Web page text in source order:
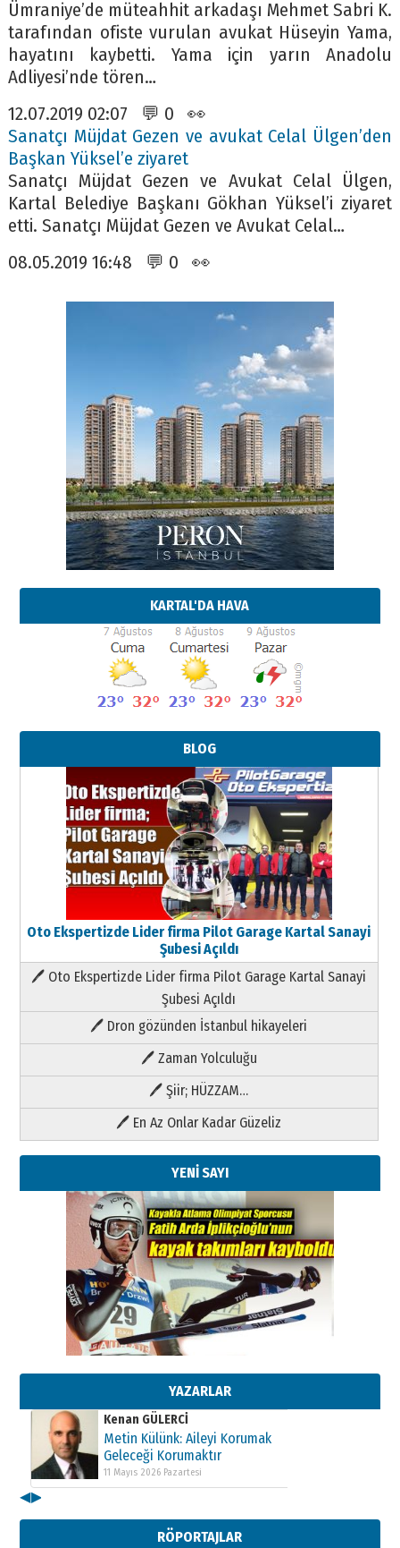
Ümraniye’de müteahhit arkadaşı Mehmet Sabri K.
tarafından ofiste vurulan avukat Hüseyin Yama,
hayatını kaybetti. Yama için yarın Anadolu
Adliyesi’nde tören…
12.07.2019 02:07 💬 0 👀
Sanatçı Müjdat Gezen ve avukat Celal Ülgen’den
Başkan Yüksel’e ziyaret
Sanatçı Müjdat Gezen ve Avukat Celal Ülgen,
Kartal Belediye Başkanı Gökhan Yüksel’i ziyaret
etti. Sanatçı Müjdat Gezen ve Avukat Celal…
08.05.2019 16:48 💬 0 👀
KARTAL'DA HAVA
BLOG
Oto Ekspertizde Lider firma Pilot Garage Kartal Sanayi
Şubesi Açıldı
🖊 Oto Ekspertizde Lider firma Pilot Garage Kartal Sanayi
Şubesi Açıldı
🖊 Dron gözünden İstanbul hikayeleri
🖊 Zaman Yolculuğu
🖊 Şiir; HÜZZAM…
🖊 En Az Onlar Kadar Güzeliz
YENİ SAYI
YAZARLAR
Kenan GÜLERCİ
Metin Külünk: Aileyi Korumak
11 Mayıs 2026 Pazartesi
Kenan GÜLERCİ
Metin Külünk: Aileyi Korumak
Geleceği Korumaktır
11 Mayıs 2026 Pazartesi
Metin Külünk: Aileyi Korumak
Geleceği Korumaktır
◀▶
RÖPORTAJLAR